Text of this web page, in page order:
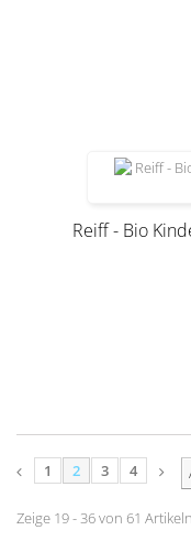
Reiff - Bio
1 2 3 4
Zeige 19 - 36 von 61 Artikeln